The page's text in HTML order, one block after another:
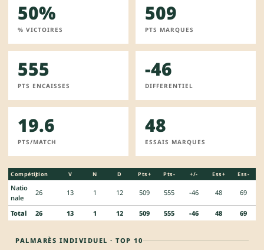
50%
% VICTOIRES
509
PTS MARQUES
555
PTS ENCAISSES
-46
DIFFERENTIEL
19.6
PTS/MATCH
48
ESSAIS MARQUES
Compétition
J V N D Pts+ Pts- +/- Ess+ Ess-
Natio
nale
26 13 1 12 509 555 -46 48 69
Total 26 13 1 12 509 555 -46 48 69
PALMARÈS INDIVIDUEL · TOP 10